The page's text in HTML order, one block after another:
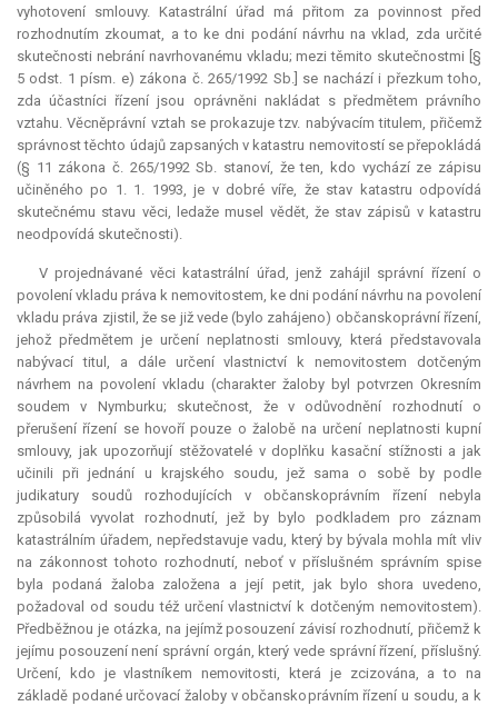
vyhotovení smlouvy. Katastrální úřad má přitom za povinnost před
rozhodnutím zkoumat, a to ke dni podání návrhu na vklad, zda určité
skutečnosti nebrání navrhovanému vkladu; mezi těmito skutečnostmi [§
5 odst. 1 písm. e) zákona č. 265/1992 Sb.] se nachází i přezkum toho,
zda účastníci řízení jsou oprávněni nakládat s předmětem právního
vztahu. Věcněprávní vztah se prokazuje tzv. nabývacím titulem, přičemž
správnost těchto údajů zapsaných v katastru nemovitostí se přepokládá
(§ 11 zákona č. 265/1992 Sb. stanoví, že ten, kdo vychází ze zápisu
učiněného po 1. 1. 1993, je v dobré víře, že stav katastru odpovídá
skutečnému stavu věci, ledaže musel vědět, že stav zápisů v katastru
neodpovídá skutečnosti).
V projednávané věci katastrální úřad, jenž zahájil správní řízení o
povolení vkladu práva k nemovitostem, ke dni podání návrhu na povolení
vkladu práva zjistil, že se již vede (bylo zahájeno) občanskoprávní řízení,
jehož předmětem je určení neplatnosti smlouvy, která představovala
nabývací titul, a dále určení vlastnictví k nemovitostem dotčeným
návrhem na povolení vkladu (charakter žaloby byl potvrzen Okresním
soudem v Nymburku; skutečnost, že v odůvodnění rozhodnutí o
přerušení řízení se hovoří pouze o žalobě na určení neplatnosti kupní
smlouvy, jak upozorňují stěžovatelé v doplňku kasační stížnosti a jak
učinili při jednání u krajského soudu, jež sama o sobě by podle
judikatury soudů rozhodujících v občanskoprávním řízení nebyla
způsobilá vyvolat rozhodnutí, jež by bylo podkladem pro záznam
katastrálním úřadem, nepředstavuje vadu, který by bývala mohla mít vliv
na zákonnost tohoto rozhodnutí, neboť v příslušném správním spise
byla podaná žaloba založena a její petit, jak bylo shora uvedeno,
požadoval od soudu též určení vlastnictví k dotčeným nemovitostem).
Předběžnou je otázka, na jejímž posouzení závisí rozhodnutí, přičemž k
jejímu posouzení není správní orgán, který vede správní řízení, příslušný.
Určení, kdo je vlastníkem nemovitosti, která je zcizována, a to na
základě podané určovací žaloby v občanskoprávním řízení u soudu, a k